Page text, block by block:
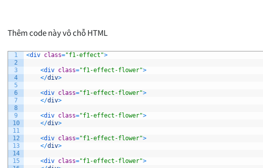
Thêm code này vô chỗ HTML
1
2
3
4
5
6
7
8
9
10
11
12
13
14
15
<div class="f1-effect">
<div class="f1-effect-flower">
</div>
<div class="f1-effect-flower">
</div>
<div class="f1-effect-flower">
</div>
<div class="f1-effect-flower">
</div>
<div class="f1-effect-flower">